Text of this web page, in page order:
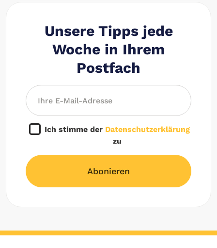
Unsere Tipps jede
Woche in Ihrem
Postfach
Ich stimme der Datenschutzerklärung
zu
Abonieren